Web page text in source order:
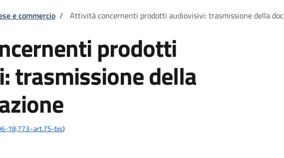
e commercio / Attività concernenti prodotti audiovisivi: trasmissione della
prodotti
trasmissione della
18;773~art.75-bis)